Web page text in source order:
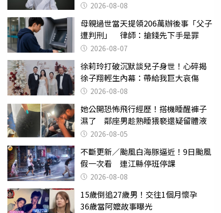
2026-08-08
母親過世當天提領206萬辦後事「父子
遭判刑」 律師：搶錢先下手是罪
2026-08-07
徐莉玲打破沉默談兒子身世！心碎揭
徐子翔輕生內幕：帶給我巨大哀傷
2026-08-08
她公開恐怖飛行經歷！搭機睡醒褲子
濕了 鄰座男趁熟睡猥褻還疑留體液
2026-08-05
不斷更新／颱風白海豚逼近！9日颱風
假一次看 連江縣停班停課
2026-08-08
15歲倒追27歲男！交往1個月懷孕
36歲當阿嬤故事曝光